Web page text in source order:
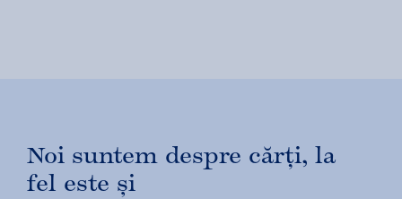
Noi suntem despre cărți, la
fel este și